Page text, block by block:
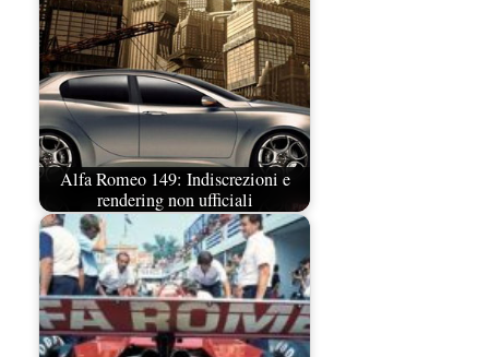
Alfa Romeo 149: Indiscrezioni e
rendering non ufficiali